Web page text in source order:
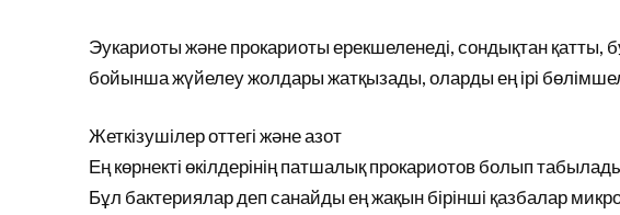
Эукариоты және прокариоты ерекшеленеді, сондықтан қатты,
бойынша жүйелеу жолдары жатқызады, оларды ең ірі
Жеткізушілер оттегі және азот
Ең көрнекті өкілдерінің патшалық прокариотов болып
Бұл бактериялар деп санайды ең жақын бірінші қазбалар